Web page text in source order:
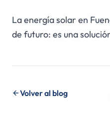
La energía solar en
de futuro: es una
Volver al blog